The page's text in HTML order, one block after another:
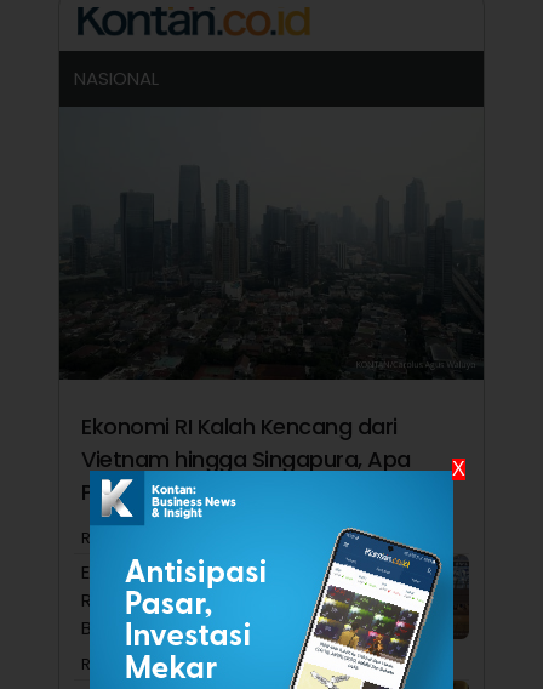
NASIONAL
Ekonomi RI Kalah Kencang dari
Vietnam hingga Singapura, Apa
Penyebabnya?
Reporter Nurtiandriyani Simamora
Ekonom Ini Menduga Konsumsi
Rumah Tangga Ditopang
Belanja Orang Kaya
Reporter Siti Masitoh
X